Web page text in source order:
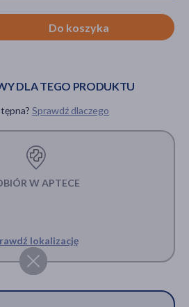
Do koszyka
DLA TEGO PRODUKTU
Sprawdź dlaczego
W APTECE
lokalizację